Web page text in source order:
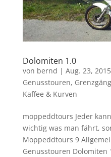
Dolomiten 1.0
von bernd | Aug. 23, 2015
Genusstouren,
Kaffee & Kurven
moppeddtours Jeder
wichtig was man fährt,
Moppeddtours 9
Genusstouren Dolomiten